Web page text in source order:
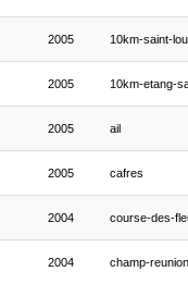
2005 10km-saint-
2005 10km-etang-
2005 ail
2005 cafres
2004 course-des-
2004 champ-